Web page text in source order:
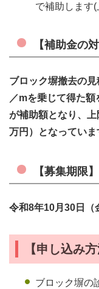
で補助します(
【補助金の
ブロック塀撤去の
／mを乗じて得た
が補助額となり、
万円）となっていま
【募集期限】
令和8年10月30日（
【申し込み方
ブロック塀の